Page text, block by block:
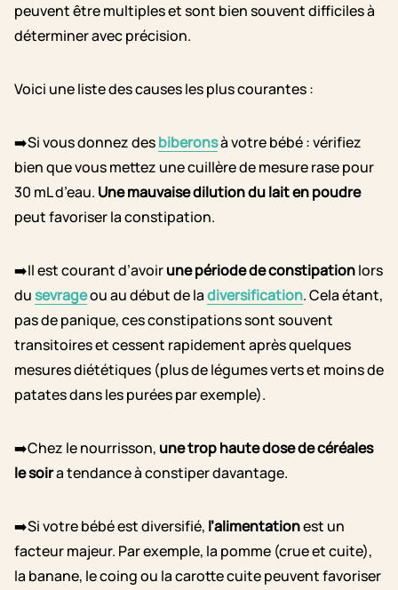
peuvent être multiples et sont bien souvent difficiles à
déterminer avec précision.
Voici une liste des causes les plus courantes :
➡️Si vous donnez desbiberonsà votre bébé : vérifiez
bien que vous mettez une cuillère de mesure rase pour
30 mL d’eau. Une mauvaise dilution du lait en poudre
peut favoriser la constipation.
➡️Il est courant d’avoirune période de constipationlors
dusevrageou au début de ladiversification. Cela étant,
pas de panique, ces constipations sont souvent
transitoires et cessent rapidement après quelques
mesures diététiques (plus de légumes verts et moins de
patates dans les purées par exemple).
➡️Chez le nourrisson, une trop haute dose de céréales
le soira tendance à constiper davantage.
➡️Si votre bébé est diversifié, l’alimentationest un
facteur majeur. Par exemple, la pomme (crue et cuite),
la banane, le coing ou la carotte cuite peuvent favoriser